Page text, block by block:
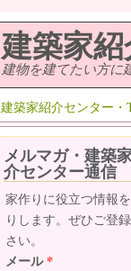
建築家
建物を建てたい方に
建築家紹介センター・
メルマガ・建築
介センター通信
家作りに役立つ情報
りします。ぜひご登
さい。
メール*